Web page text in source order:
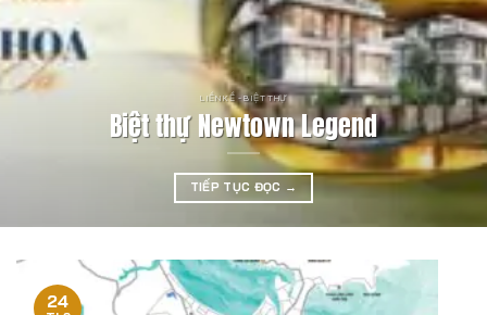
LIỀN KỀ - BIỆT THỰ
Biệt thự Newtown Legend
TIẾP TỤC ĐỌC →
24